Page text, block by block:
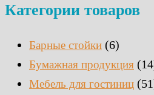
Категории товаров
Барные стойки (6)
Бумажная продукция
Мебель для гостиниц